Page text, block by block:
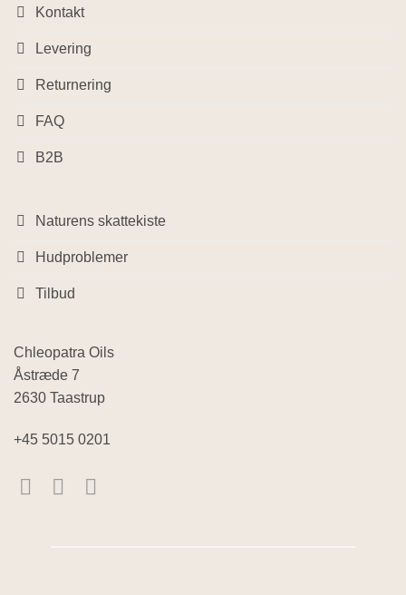
Kontakt
Levering
Returnering
FAQ
B2B
Naturens skattekiste
Hudproblemer
Tilbud
Chleopatra Oils
Åstræde 7
2630 Taastrup
+45 5015 0201